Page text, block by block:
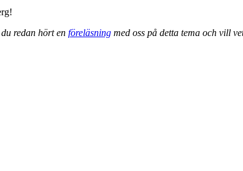
redan hört en föreläsning med oss på detta tema och vill